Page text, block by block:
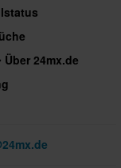
Über 24mx.de